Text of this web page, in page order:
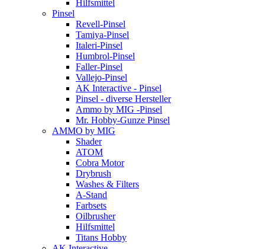
Hilfsmittel
Pinsel
Revell-Pinsel
Tamiya-Pinsel
Italeri-Pinsel
Humbrol-Pinsel
Faller-Pinsel
Vallejo-Pinsel
AK Interactive - Pinsel
Pinsel - diverse Hersteller
Ammo by MIG -Pinsel
Mr. Hobby-Gunze Pinsel
AMMO by MIG
Shader
ATOM
Cobra Motor
Drybrush
Washes & Filters
A-Stand
Farbsets
Oilbrusher
Hilfsmittel
Titans Hobby